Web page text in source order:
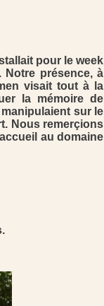
pour le week
Notre présence, à
visait tout à la
la mémoire de
sur le
Nous remerçions
au domaine